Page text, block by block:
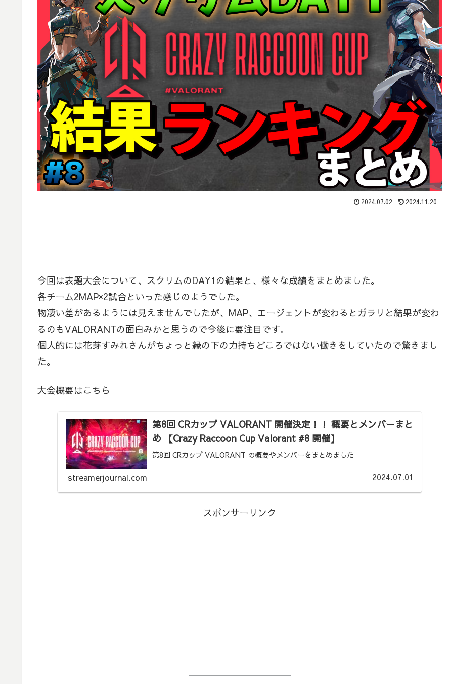
2024.07.02 2024.11.20
今回は表題大会について、スクリムのDAY1の結果と、様々な成績をまとめました。
各チーム2MAP×2試合といった感じのようでした。
物凄い差があるようには見えませんでしたが、MAP、エージェントが変わるとガラリと結果が変わ
るのもVALORANTの面白みかと思うので今後に要注目です。
個人的には花芽すみれさんがちょっと縁の下の力持ちどころではない働きをしていたので驚きまし
た。
大会概要はこちら
第8回 CRカップ VALORANT 開催決定！！ 概要とメンバーまと
め 【Crazy Raccoon Cup Valorant #8 開催】
第8回 CRカップ VALORANT の概要やメンバーをまとめました
streamerjournal.com 2024.07.01
スポンサーリンク